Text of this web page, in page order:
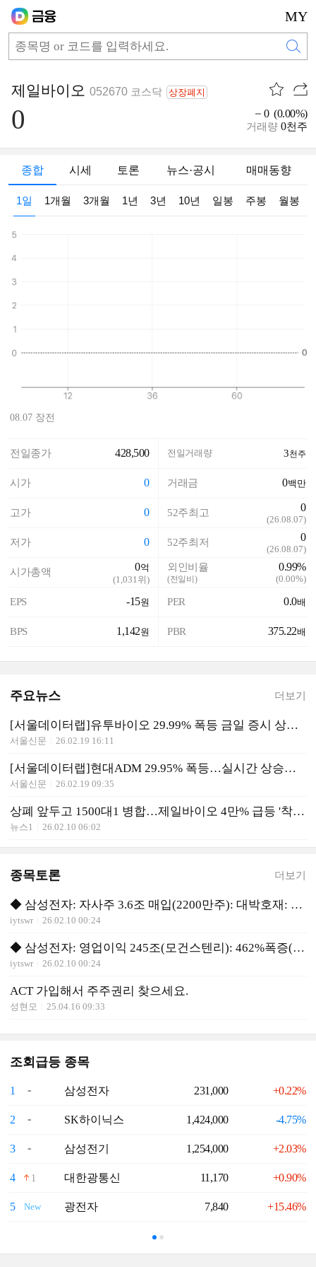
MY
제일바이오 052670 코스닥 상장폐지
0 0 (0.00%)
거래량 0천주
종합 시세 토론 뉴스·공시 매매동향
1일 1개월 3개월 1년 3년 10년 일봉 주봉 월봉
08.07 장전
전일종가 428,500
시가 0
고가 0
저가 0
시가총액 0억
(1,031위)
EPS -15원
BPS 1,142원
전일거래량 3천주
거래금 0백만
52주최고 0
(26.08.07)
52주최저 0
(26.08.07)
외인비율
(전일비)
0.99%
(0.00%)
PER 0.0배
PBR 375.22배
주요뉴스 더보기
[서울데이터랩]유투바이오 29.99% 폭등 금일 증시 상승률 1위로 마감
서울신문 26.02.19 16:11
[서울데이터랩]현대ADM 29.95% 폭등…실시간 상승률 1위
서울신문 26.02.19 09:35
상폐 앞두고 1500대1 병합…제일바이오 4만% 급등 '착시'
뉴스1 26.02.10 06:02
종목토론 더보기
◆ 삼성전자: 자사주 3.6조 매입(2200만주): 대박호재: 매수
iytswr 26.02.10 00:24
◆ 삼성전자: 영업이익 245조(모건스텐리): 462%폭증(30만)
iytswr 26.02.10 00:24
ACT 가입해서 주주권리 찾으세요.
성현모 25.04.16 09:33
조회급등 종목
1 삼성전자 231,000 +0.22%
2 SK하이닉스 1,424,000 -4.75%
3 삼성전기 1,254,000 +2.03%
4 1 대한광통신 11,170 +0.90%
5 New 광전자 7,840 +15.46%